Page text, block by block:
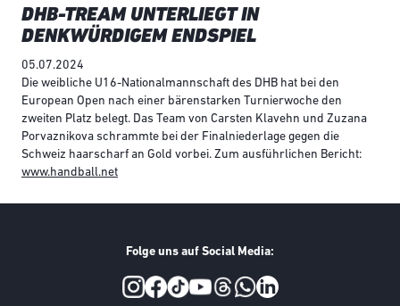
DHB-TREAM UNTERLIEGT IN
DENKWÜRDIGEM ENDSPIEL
05.07.2024
Die weibliche U16-Nationalmannschaft des DHB hat bei den
European Open nach einer bärenstarken Turnierwoche den
zweiten Platz belegt. Das Team von Carsten Klavehn und Zuzana
Porvaznikova schrammte bei der Finalniederlage gegen die
Schweiz haarscharf an Gold vorbei. Zum ausführlichen Bericht:
www.handball.net
Folge uns auf Social Media: